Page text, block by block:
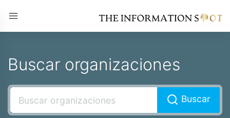
Buscar organizaciones
Buscar